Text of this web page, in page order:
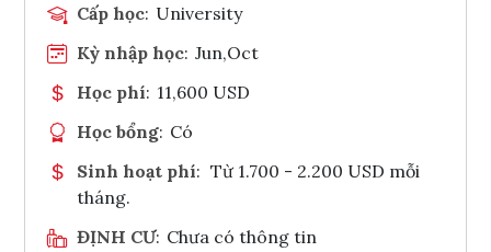
Cấp học: University
Kỳ nhập học: Jun,Oct
Học phí: 11,600 USD
Học bổng: Có
Sinh hoạt phí: Từ 1.700 - 2.200 USD mỗi
tháng.
ĐỊNH CƯ: Chưa có thông tin